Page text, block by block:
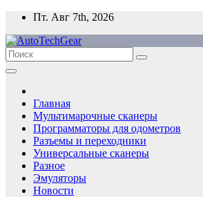
Перейти
содержимому
Пт. Авг 7th, 2026
Главная
Мультимарочные сканеры
Программаторы для одометров
Разъемы и переходники
Универсальные сканеры
Разное
Эмуляторы
Новости